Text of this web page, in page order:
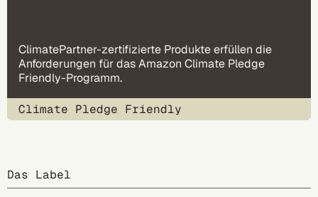
ClimatePartner-zertifizierte Produkte erfüllen die
Anforderungen für das Amazon Climate Pledge
Friendly-Programm.
Climate Pledge Friendly
Das Label